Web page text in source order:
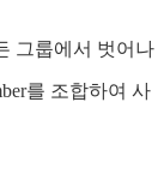
그룹에서 벗어나
를 조합하여 사